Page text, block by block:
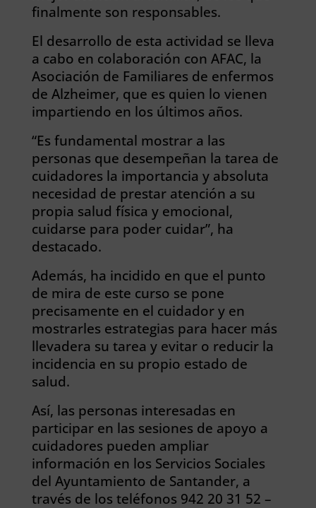
finalmente son responsables.
El desarrollo de esta actividad se lleva
a cabo en colaboración con AFAC, la
Asociación de Familiares de enfermos
de Alzheimer, que es quien lo vienen
impartiendo en los últimos años.
“Es fundamental mostrar a las
personas que desempeñan la tarea de
cuidadores la importancia y absoluta
necesidad de prestar atención a su
propia salud física y emocional,
cuidarse para poder cuidar”, ha
destacado.
Además, ha incidido en que el punto
de mira de este curso se pone
precisamente en el cuidador y en
mostrarles estrategias para hacer más
llevadera su tarea y evitar o reducir la
incidencia en su propio estado de
salud.
Así, las personas interesadas en
participar en las sesiones de apoyo a
cuidadores pueden ampliar
información en los Servicios Sociales
del Ayuntamiento de Santander, a
través de los teléfonos 942 20 31 52 –